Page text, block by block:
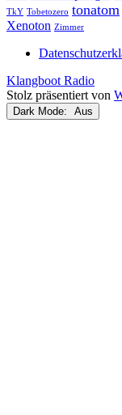
TkY Tobetozero tonatom
Xenoton Zimmer
Klangboot Radio
Stolz präsentiert von
Dark Mode: